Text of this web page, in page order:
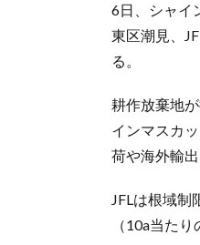
6日、シャイ
東区潮見、
る。
耕作放棄地
インマスカ
荷や海外輸
JFLは根域制
（10a当た